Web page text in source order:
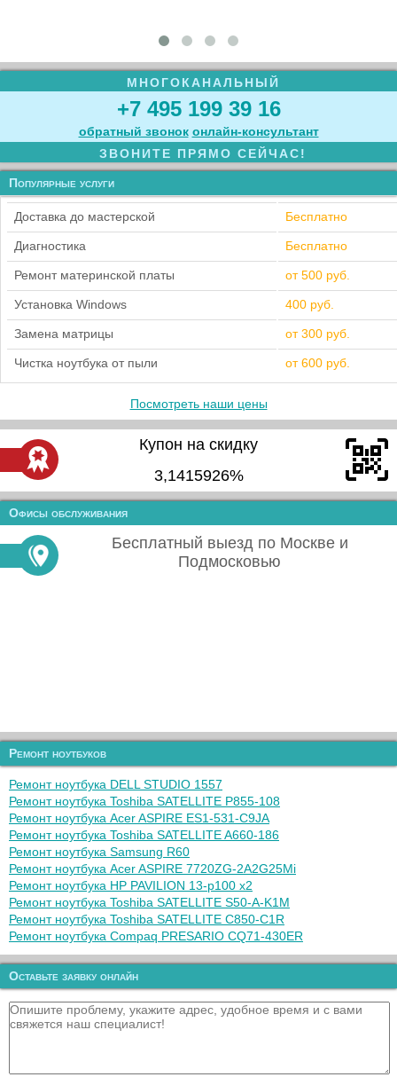
МНОГОКАНАЛЬНЫЙ
+7 495 199 39 16
обратный звонок онлайн‑консультант
ЗВОНИТЕ ПРЯМО СЕЙЧАС!
Популярные услуги
Доставка до мастерской Бесплатно
Диагностика Бесплатно
Ремонт материнской платы от 500 руб.
Установка Windows 400 руб.
Замена матрицы от 300 руб.
Чистка ноутбука от пыли от 600 руб.
Посмотреть наши цены
Купон на скидку
3,1415926%
Офисы обслуживания
Бесплатный выезд по Москве и
Подмосковью
Ремонт ноутбуков
Ремонт ноутбука DELL STUDIO 1557
Ремонт ноутбука Toshiba SATELLITE P855-108
Ремонт ноутбука Acer ASPIRE ES1-531-C9JA
Ремонт ноутбука Toshiba SATELLITE A660-186
Ремонт ноутбука Samsung R60
Ремонт ноутбука Acer ASPIRE 7720ZG-2A2G25Mi
Ремонт ноутбука HP PAVILION 13-p100 x2
Ремонт ноутбука Toshiba SATELLITE S50-A-K1M
Ремонт ноутбука Toshiba SATELLITE C850-C1R
Ремонт ноутбука Compaq PRESARIO CQ71-430ER
Оставьте заявку онлайн